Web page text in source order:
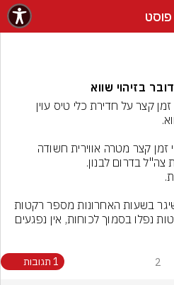
פוסט
בזיהוי שווא
כמו כן, ארגון הטרור חיזבאללה שיגר בשעות האחרונות מספר רקטות
2 1 תגובות